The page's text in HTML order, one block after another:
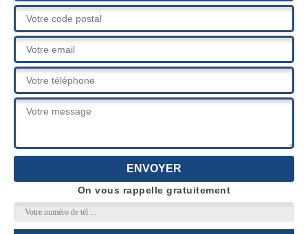
On vous rappelle gratuitement